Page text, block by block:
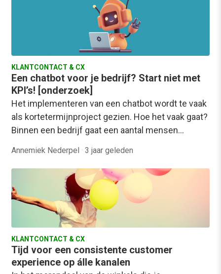
KLANTCONTACT & CX
Een chatbot voor je bedrijf? Start niet met
KPI’s! [onderzoek]
Het implementeren van een chatbot wordt te vaak
als kortetermijnproject gezien. Hoe het vaak gaat?
Binnen een bedrijf gaat een aantal mensen…
Annemiek Nederpel · 3 jaar geleden
KLANTCONTACT & CX
Tijd voor een consistente customer
experience op álle kanalen